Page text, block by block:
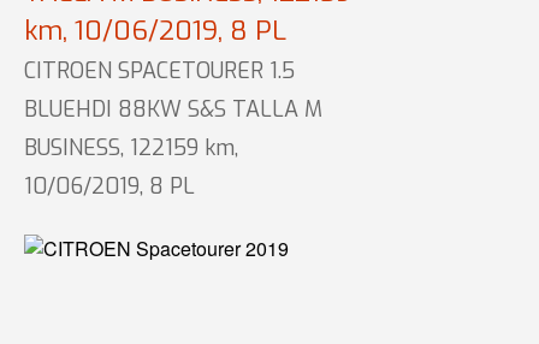
km, 10/06/2019, 8 PL
CITROEN SPACETOURER 1.5
BLUEHDI 88KW S&S TALLA M
BUSINESS, 122159 km,
10/06/2019, 8 PL